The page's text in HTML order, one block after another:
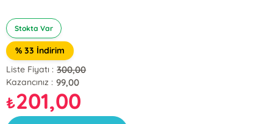
Stokta Var
% 33 İndirim
Liste Fiyatı : 300,00
Kazancınız : 99,00
₺201,00